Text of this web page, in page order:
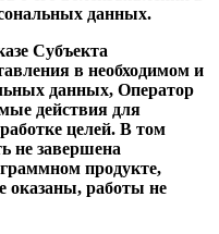
данных.
Субъекта
в необходимом и
данных, Оператор
действия для
целей. В том
не завершена
продукте,
оказаны, работы не